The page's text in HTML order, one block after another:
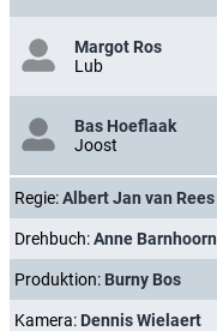
Margot Ros
Lub
Bas Hoeflaak
Joost
Regie:Albert Jan van Rees
Drehbuch:Anne Barnhoorn
Produktion: Burny Bos
Kamera: Dennis Wielaert